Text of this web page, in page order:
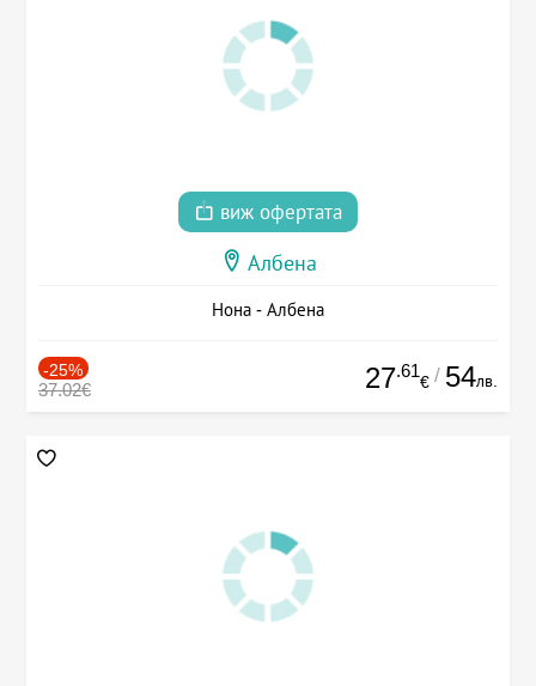
виж офертата
Албена
Нона - Албена
-25%
37.02€ 27.61
€ / 54лв.